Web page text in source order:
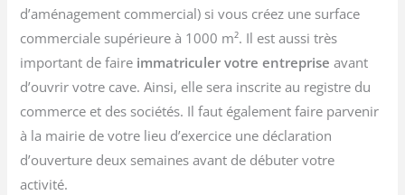
d’aménagement commercial) si vous créez une surface
commerciale supérieure à 1000 m². Il est aussi très
important de faire immatriculer votre entreprise avant
d’ouvrir votre cave. Ainsi, elle sera inscrite au registre du
commerce et des sociétés. Il faut également faire parvenir
à la mairie de votre lieu d’exercice une déclaration
d’ouverture deux semaines avant de débuter votre
activité.